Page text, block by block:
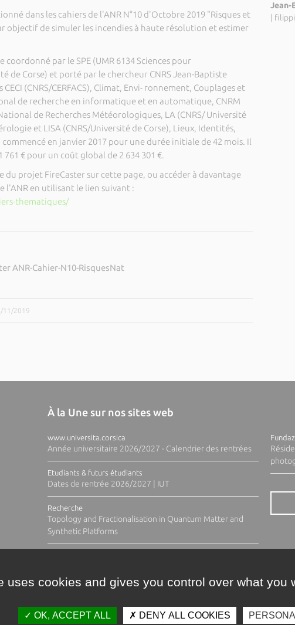
dans les cahiers de l'ANR N°10 d'Octobre 2019 "Risques et
objectif de simuler les incendies à haute résolution et estimer
par le SPE (UMR 6134 Sciences pour
de Corse) et porté par le chercheur CNRS Jean-Baptiste
(CNRS/CERFACS), Climat, Envi- ronnement, Couplages et
de recherche en informatique et en automatique, CNRM
de Recherches Météorologiques, LA (CNRS/ Université
et LISA (CNRS/Université de Corse), Lieux, Identités,
en janvier 2017 pour une durée initiale de 42 mois. Il
761 € pour un coût global de 2 634 301 €.
du projet FireCaster sur cette page, ou accéder à davantage
l'ANR en utilisant le lien suivant :
thematiques/
ANR-Cahier-N10-RisquesNat
11/2019
Jean-
À la Une sur nos sites web
www.universita.corsica
Année universitaire 2026/2027 - Calendrier des rentrées
Etudiants & futurs étudiants
Dates de rentrée 2026/2027 | IUT
Recherche
Topology and Fractionalisation in Quantum Matter and
Synthetic Platforms
uses cookies and gives you control over what you
OK, ACCEPT ALL DENY ALL COOKIES